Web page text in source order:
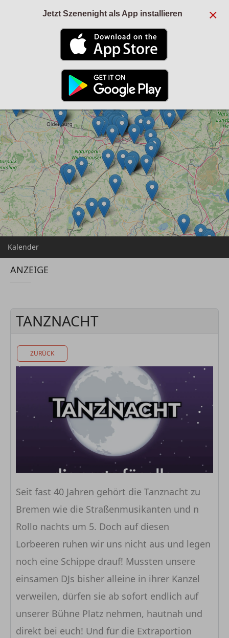
Kalender
ANZEIGE
TANZNACHT
ZURÜCK
Seit fast 40 Jahren gehört die Tanznacht zu
Bremen wie die Straßenmusikanten und n
Rollo nachts um 5. Doch auf diesen
Lorbeeren ruhen wir uns nicht aus und legen
noch eine Schippe drauf! Mussten unsere
einsamen DJs bisher alleine in ihrer Kanzel
verweilen, dürfen sie ab sofort endlich auf
unserer Bühne Platz nehmen, hautnah und
direkt bei euch! Und für die Extraportion
×
Jetzt Szenenight als App installieren